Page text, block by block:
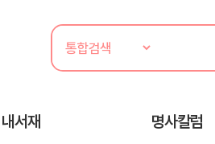
내서재 명사칼럼